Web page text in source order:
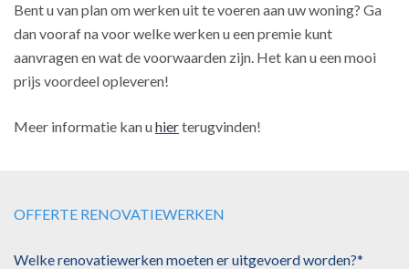
Bent u van plan om werken uit te voeren aan uw woning? Ga
dan vooraf na voor welke werken u een premie kunt
aanvragen en wat de voorwaarden zijn. Het kan u een mooi
prijs voordeel opleveren!
Meer informatie kan uhierterugvinden!
OFFERTE RENOVATIEWERKEN
Welke renovatiewerken moeten er uitgevoerd worden?*